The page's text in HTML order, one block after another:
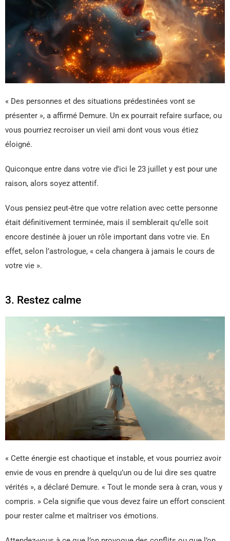
« Des personnes et des situations prédestinées vont se
présenter », a affirmé Demure. Un ex pourrait refaire surface, ou
vous pourriez recroiser un vieil ami dont vous vous étiez
éloigné.
Quiconque entre dans votre vie d’ici le 23 juillet y est pour une
raison, alors soyez attentif.
Vous pensiez peut-être que votre relation avec cette personne
était définitivement terminée, mais il semblerait qu’elle soit
encore destinée à jouer un rôle important dans votre vie. En
effet, selon l’astrologue, « cela changera à jamais le cours de
votre vie ».
3. Restez calme
« Cette énergie est chaotique et instable, et vous pourriez avoir
envie de vous en prendre à quelqu’un ou de lui dire ses quatre
vérités », a déclaré Demure. « Tout le monde sera à cran, vous y
compris. » Cela signifie que vous devez faire un effort conscient
pour rester calme et maîtriser vos émotions.